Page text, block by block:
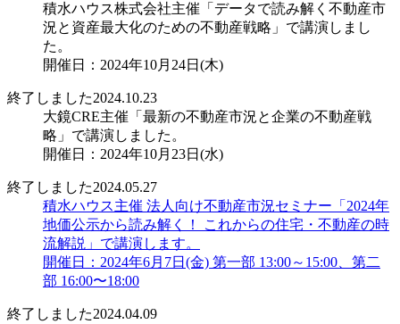
積水ハウス株式会社主催「データで読み解く不動産市
況と資産最大化のための不動産戦略」で講演しまし
た。
開催日：2024年10月24日(木)
終了しました2024.10.23
大鏡CRE主催「最新の不動産市況と企業の不動産戦
略」で講演しました。
開催日：2024年10月23日(水)
終了しました2024.05.27
積水ハウス主催 法人向け不動産市況セミナー「2024年
地価公示から読み解く！ これからの住宅・不動産の時
流解説」で講演します。
開催日：2024年6月7日(金) 第一部 13:00～15:00、第二
部 16:00〜18:00
終了しました2024.04.09